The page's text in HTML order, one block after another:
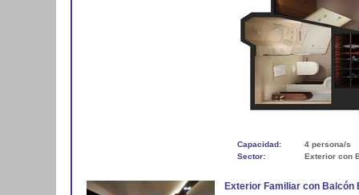
Capacidad:
4 persona/s
Sector:
Exterior con
Exterior Familiar con Balcón